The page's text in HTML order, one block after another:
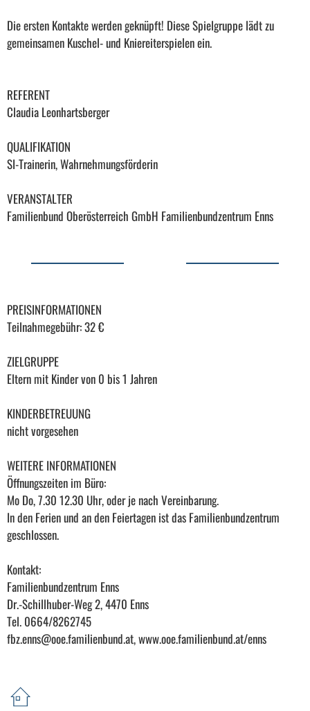
Die ersten Kontakte werden geknüpft! Diese Spielgruppe lädt zu
gemeinsamen Kuschel- und Kniereiterspielen ein.
REFERENT
Claudia Leonhartsberger
QUALIFIKATION
SI-Trainerin, Wahrnehmungsförderin
VERANSTALTER
Familienbund Oberösterreich GmbH Familienbundzentrum Enns
PREISINFORMATIONEN
Teilnahmegebühr: 32 €
ZIELGRUPPE
Eltern mit Kinder von 0 bis 1 Jahren
KINDERBETREUUNG
nicht vorgesehen
WEITERE INFORMATIONEN
Öffnungszeiten im Büro:
Mo Do, 7.30 12.30 Uhr, oder je nach Vereinbarung.
In den Ferien und an den Feiertagen ist das Familienbundzentrum
geschlossen.
Kontakt:
Familienbundzentrum Enns
Dr.-Schillhuber-Weg 2, 4470 Enns
Tel. 0664/8262745
fbz.enns@ooe.familienbund.at, www.ooe.familienbund.at/enns